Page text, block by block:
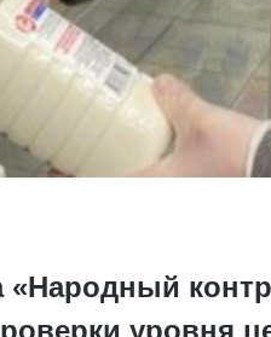
«Народный
уровня